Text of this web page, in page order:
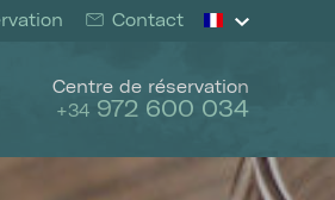
Contact
Centre de réservation
+34 972 600 034